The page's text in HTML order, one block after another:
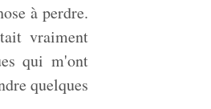
à perdre.
vraiment
qui m'ont
quelques